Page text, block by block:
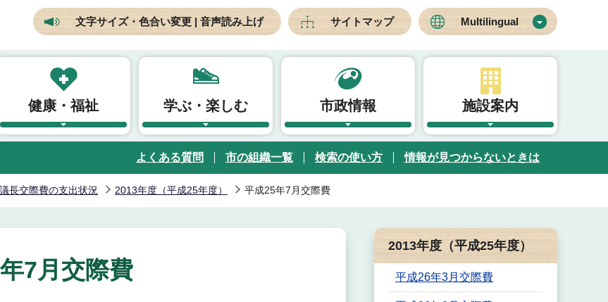
文字サイズ・色合い変更 | 音声読み上げ サイトマップ Multilingual
健康・福祉 学ぶ・楽しむ 市政情報 施設案内
よくある質問 市の組織一覧 検索の使い方 情報が見つからないときは
議長交際費の支出状況 2013年度（平成25年度） 平成25年7月交際費
7月交際費
2013年度（平成25年度）
平成26年3月交際費